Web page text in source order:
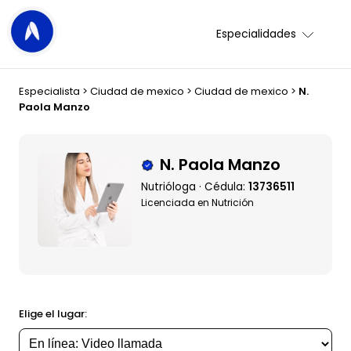
Especialidades
Especialista > Ciudad de mexico > Ciudad de mexico > N.
Paola Manzo
N. Paola Manzo
Nutrióloga · Cédula: 13736511
Licenciada en Nutrición
Elige el lugar: